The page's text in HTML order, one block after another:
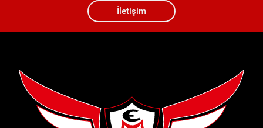
İletişim